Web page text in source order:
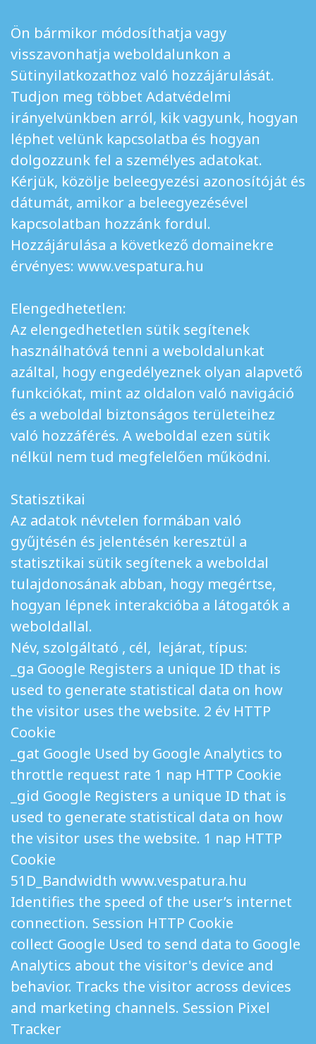
Ön bármikor módosíthatja vagy
visszavonhatja weboldalunkon a
Sütinyilatkozathoz való hozzájárulását.
Tudjon meg többet Adatvédelmi
irányelvünkben arról, kik vagyunk, hogyan
léphet velünk kapcsolatba és hogyan
dolgozzunk fel a személyes adatokat.
Kérjük, közölje beleegyezési azonosítóját és
dátumát, amikor a beleegyezésével
kapcsolatban hozzánk fordul.
Hozzájárulása a következő domainekre
érvényes: www.vespatura.hu
Elengedhetetlen:
Az elengedhetetlen sütik segítenek
használhatóvá tenni a weboldalunkat
azáltal, hogy engedélyeznek olyan alapvető
funkciókat, mint az oldalon való navigáció
és a weboldal biztonságos területeihez
való hozzáférés. A weboldal ezen sütik
nélkül nem tud megfelelően működni.
Statisztikai
Az adatok névtelen formában való
gyűjtésén és jelentésén keresztül a
statisztikai sütik segítenek a weboldal
tulajdonosának abban, hogy megértse,
hogyan lépnek interakcióba a látogatók a
weboldallal.
Név, szolgáltató , cél, lejárat, típus:
_ga Google Registers a unique ID that is
used to generate statistical data on how
the visitor uses the website. 2 év HTTP
Cookie
_gat Google Used by Google Analytics to
throttle request rate 1 nap HTTP Cookie
_gid Google Registers a unique ID that is
used to generate statistical data on how
the visitor uses the website. 1 nap HTTP
Cookie
51D_Bandwidth www.vespatura.hu
Identifies the speed of the user’s internet
connection. Session HTTP Cookie
collect Google Used to send data to Google
Analytics about the visitor's device and
behavior. Tracks the visitor across devices
and marketing channels. Session Pixel
Tracker